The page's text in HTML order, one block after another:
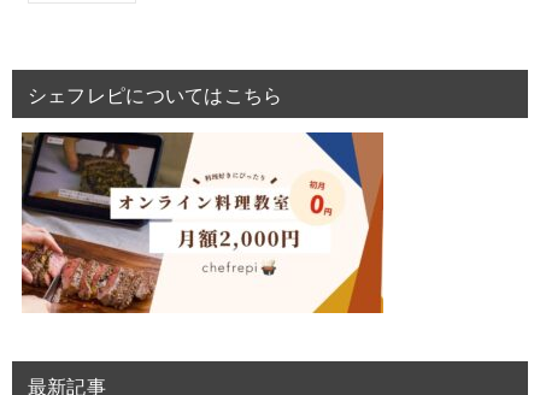
シェフレピについてはこちら
最新記事